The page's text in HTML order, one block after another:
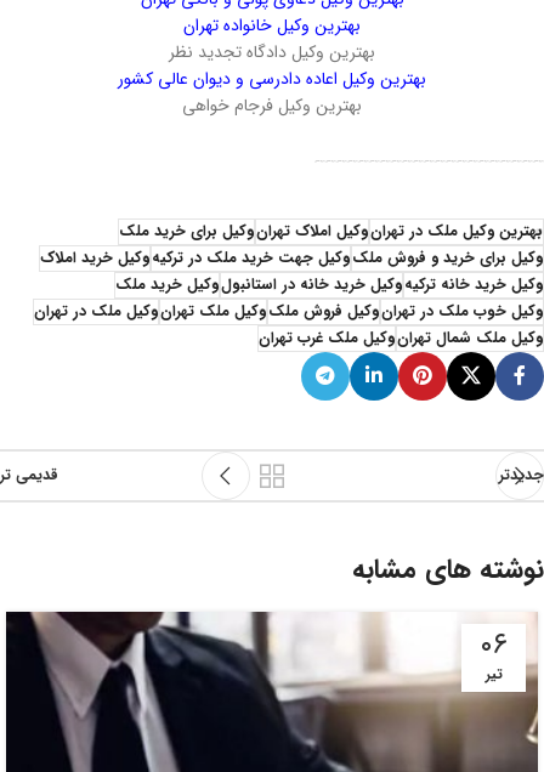
بهترین وکیل خانواده تهران
بهترین وکیل دادگاه تجدید نظر
بهترین وکیل اعاده دادرسی و دیوان عالی کشور
بهترین وکیل فرجام خواهی
بهترین وکیل ملک در تهرانوکیل املاک تهرانوکیل برای خرید ملک
وکیل برای خرید و فروش ملکوکیل جهت خرید ملک در ترکیهوکیل خرید املاک
وکیل خرید خانه ترکیهوکیل خرید خانه در استانبولوکیل خرید ملک
وکیل خوب ملک در تهرانوکیل فروش ملکوکیل ملک تهرانوکیل ملک در تهران
وکیل ملک شمال تهرانوکیل ملک غرب تهران
جدیدتر قدیمی تر
نوشته های مشابه
۰۶
تیر